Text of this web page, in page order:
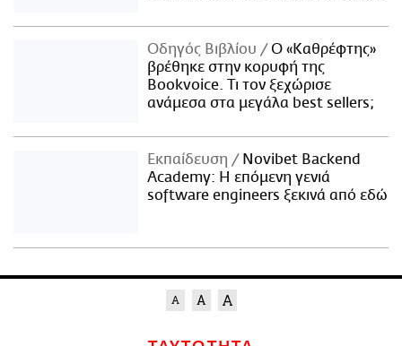
Οδηγός Βιβλίου
Ο «Καθρέφτης»
βρέθηκε στην κορυφή της
Bookvoice. Τι τον ξεχώρισε
ανάμεσα στα μεγάλα best sellers;
Εκπαίδευση
Novibet Backend
Academy: Η επόμενη γενιά
software engineers ξεκινά από εδώ